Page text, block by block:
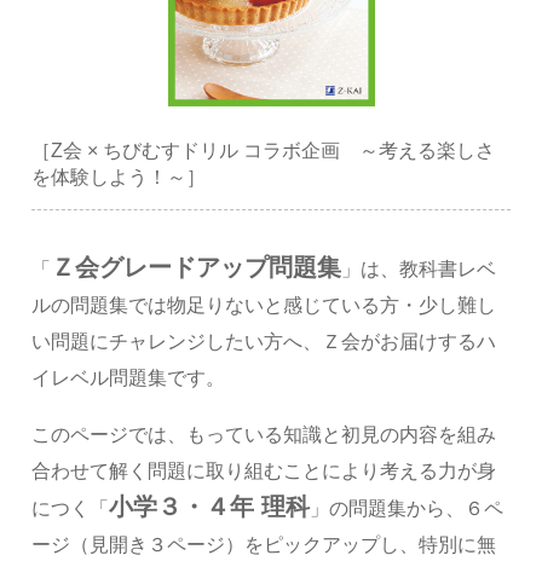
［Z会 × ちびむすドリル コラボ企画 ～考える楽しさ
を体験しよう！～］
「 Ｚ会グレードアップ問題集 」は、教科書レベ
ルの問題集では物足りないと感じている方・少し難し
い問題にチャレンジしたい方へ、Ｚ会がお届けするハ
イレベル問題集です。
このページでは、もっている知識と初見の内容を組み
合わせて解く問題に取り組むことにより考える力が身
につく「小学３・４年 理科」の問題集から、６ペ
ージ（見開き３ページ）をピックアップし、特別に無